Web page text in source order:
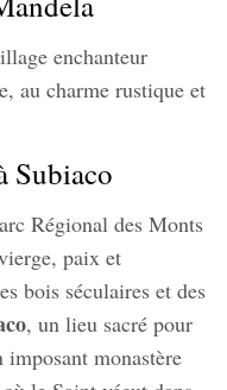
enchanteur
au charme rustique et
Subiaco
Régional des Monts
paix et
bois séculaires et des
, un lieu sacré pour
monastère